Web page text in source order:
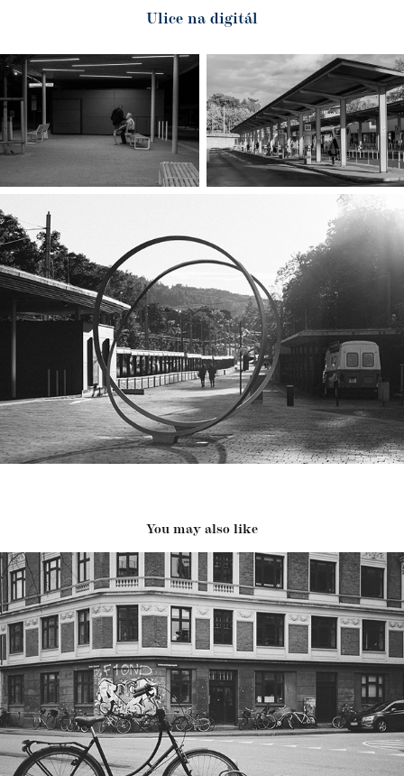
Ulice na digitál
You may also like
Kodaň - únor 2024
2024